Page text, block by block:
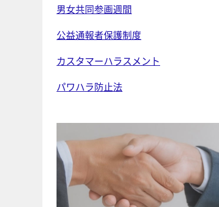
男女共同参画週間
公益通報者保護制度
カスタマーハラスメント
パワハラ防止法